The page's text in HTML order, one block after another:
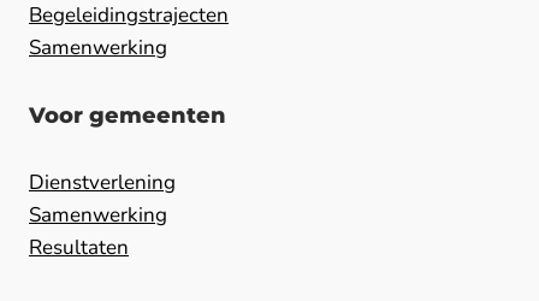
Begeleidingstrajecten
Samenwerking
Voor gemeenten
Dienstverlening
Samenwerking
Resultaten